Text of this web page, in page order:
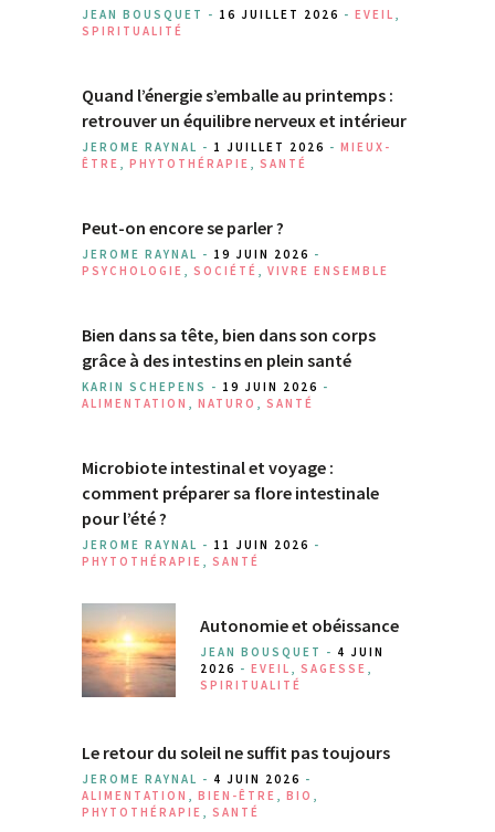
JEAN BOUSQUET - 16 JUILLET 2026 - EVEIL ,
SPIRITUALITÉ
Quand l’énergie s’emballe au printemps :
retrouver un équilibre nerveux et intérieur
JEROME RAYNAL - 1 JUILLET 2026 - MIEUX-
ÊTRE , PHYTOTHÉRAPIE , SANTÉ
Peut-on encore se parler ?
JEROME RAYNAL - 19 JUIN 2026 -
PSYCHOLOGIE , SOCIÉTÉ , VIVRE ENSEMBLE
Bien dans sa tête, bien dans son corps
grâce à des intestins en plein santé
KARIN SCHEPENS - 19 JUIN 2026 -
ALIMENTATION , NATURO , SANTÉ
Microbiote intestinal et voyage :
comment préparer sa flore intestinale
pour l’été ?
JEROME RAYNAL - 11 JUIN 2026 -
PHYTOTHÉRAPIE , SANTÉ
Autonomie et obéissance
JEAN BOUSQUET - 4 JUIN
2026 - EVEIL , SAGESSE ,
SPIRITUALITÉ
Le retour du soleil ne suffit pas toujours
JEROME RAYNAL - 4 JUIN 2026 -
ALIMENTATION , BIEN-ÊTRE , BIO ,
PHYTOTHÉRAPIE , SANTÉ